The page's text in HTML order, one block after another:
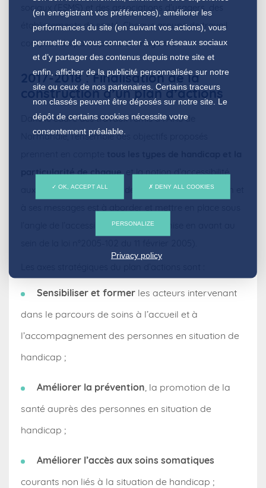
sociaux (ESMS) et des associations d’usagers, des
établissements de santé. Chaque groupe de travail
comptait dix participants en moyenne.
2017-2018 : Finalisation de la
construction d’un plan d’actions
Dans le cadre des travaux remis à l’ARS de
Normandie, l’ensemble des objectifs proposés
particularité de chaque, et la notion d’accessibilité
aux soins, aux actions de dépistages, à la prévention et
l’angle de l’accessibilité universelle (mise en avant au
Sensibiliser et former les acteurs intervenant
dans le parcours de soins à l’accueil et à
l’accompagnement des personnes en situation de
handicap ;
Améliorer la prévention, la promotion de la
santé auprès des personnes en situation de
handicap ;
Améliorer l’accès aux soins somatiques
courants non liés à la situation de handicap ;
(en enregistrant vos préférences), améliorer les
performances du site (en suivant vos actions), vous
permettre de vous connecter à vos réseaux sociaux
et d’y partager des contenus depuis notre site et
enfin, afficher de la publicité personnalisée sur notre
site ou ceux de nos partenaires. Certains traceurs
non classés peuvent être déposés sur notre site. Le
dépôt de certains cookies nécessite votre
consentement préalable.
OK, ACCEPT ALL DENY ALL COOKIES
PERSONALIZE
Privacy policy